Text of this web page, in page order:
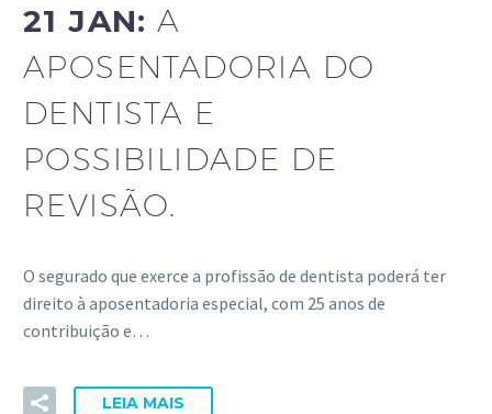
21 JAN:A
APOSENTADORIA DO
DENTISTA E
POSSIBILIDADE DE
REVISÃO.
O segurado que exerce a profissão de dentista poderá ter
direito à aposentadoria especial, com 25 anos de
contribuição e…
LEIA MAIS